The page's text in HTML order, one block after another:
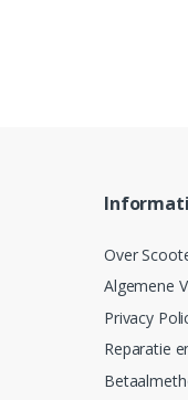
Over
Algemene
Privacy
Reparatie